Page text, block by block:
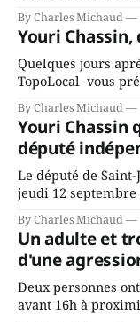
fait l’annonce en
rassemblés en
By Charles Michaud
Youri
Quelques jours
TopoLocal vous
depuis longtemps?
ans? Joindrait-il
conservateurs
By Charles Michaud
Youri Chassin
député
Le député de
jeudi 12
gouvernement de
juge chronique, à
By Charles Michaud
Un adulte et
d'une
Deux personnes
avant 16h à